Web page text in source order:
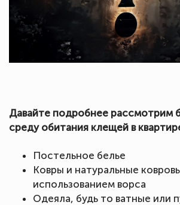
Давайте подробнее рассмотрим
среду обитания клещей в
Постельное белье
Ковры и натуральные
использованием ворса
Одеяла, будь то ватные или